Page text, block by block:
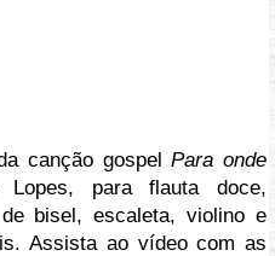
canção gospelPara onde
para flauta doce,
bisel, escaleta, violino e
Assista ao vídeo com as